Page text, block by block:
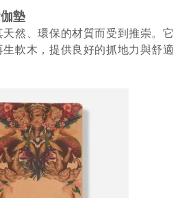
墊
然、環保的材質而受到推崇。它
軟木，提供良好的抓地力與舒適